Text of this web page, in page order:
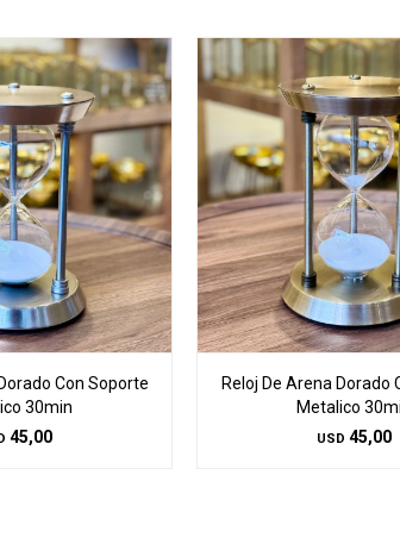
Con Soporte
30min
45,00
Reloj De Arena Dorado
Metalico
USD 45,00